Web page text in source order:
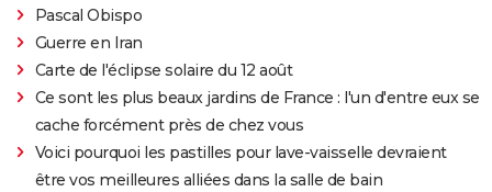
Pascal Obispo
Guerre en Iran
Carte de l'éclipse solaire du 12 août
Ce sont les plus beaux jardins de France : l'un d'entre eux se
cache forcément près de chez vous
Voici pourquoi les pastilles pour lave-vaisselle devraient
être vos meilleures alliées dans la salle de bain